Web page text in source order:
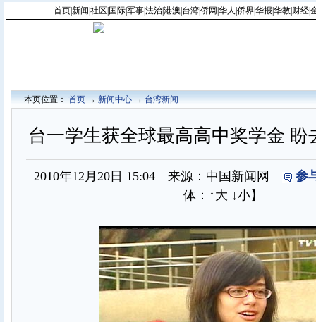
首页|新闻 社区 国际|军事|法治|港澳 台湾|侨网 华人 侨界|华报 华教| 财经|
本页位置：首页→新闻中心→台湾新闻
台一学生获全球最高高中奖学金 盼
2010年12月20日 15:04 来源：中国新闻网
参
体： ↑大 ↓小】